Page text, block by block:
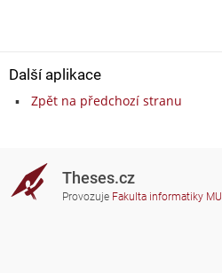
Další aplikace
Zpět na předchozí stranu
Theses.cz
Provozuje Fakulta informatiky MU